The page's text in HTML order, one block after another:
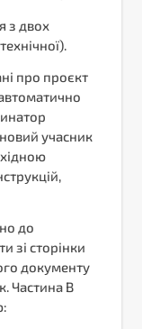
з двох
про проєкт
учасник
до
зі сторінки
документу
Частина В